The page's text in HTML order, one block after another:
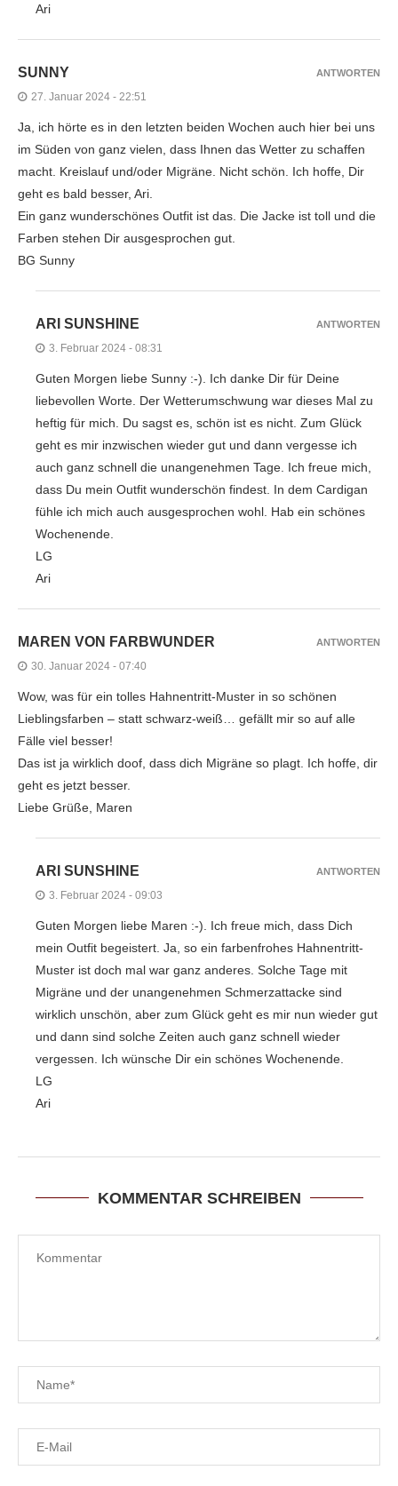
Ari
SUNNY
27. Januar 2024 - 22:51
Ja, ich hörte es in den letzten beiden Wochen auch hier bei uns
im Süden von ganz vielen, dass Ihnen das Wetter zu schaffen
macht. Kreislauf und/oder Migräne. Nicht schön. Ich hoffe, Dir
geht es bald besser, Ari.
Ein ganz wunderschönes Outfit ist das. Die Jacke ist toll und die
Farben stehen Dir ausgesprochen gut.
BG Sunny
ANTWORTEN
ARI SUNSHINE
3. Februar 2024 - 08:31
Guten Morgen liebe Sunny :-). Ich danke Dir für Deine
liebevollen Worte. Der Wetterumschwung war dieses Mal zu
heftig für mich. Du sagst es, schön ist es nicht. Zum Glück
geht es mir inzwischen wieder gut und dann vergesse ich
auch ganz schnell die unangenehmen Tage. Ich freue mich,
dass Du mein Outfit wunderschön findest. In dem Cardigan
fühle ich mich auch ausgesprochen wohl. Hab ein schönes
Wochenende.
LG
Ari
ANTWORTEN
MAREN VON FARBWUNDER
30. Januar 2024 - 07:40
Wow, was für ein tolles Hahnentritt-Muster in so schönen
Lieblingsfarben – statt schwarz-weiß… gefällt mir so auf alle
Fälle viel besser!
Das ist ja wirklich doof, dass dich Migräne so plagt. Ich hoffe, dir
geht es jetzt besser.
Liebe Grüße, Maren
ANTWORTEN
ARI SUNSHINE
3. Februar 2024 - 09:03
Guten Morgen liebe Maren :-). Ich freue mich, dass Dich
mein Outfit begeistert. Ja, so ein farbenfrohes Hahnentritt-
Muster ist doch mal war ganz anderes. Solche Tage mit
Migräne und der unangenehmen Schmerzattacke sind
wirklich unschön, aber zum Glück geht es mir nun wieder gut
und dann sind solche Zeiten auch ganz schnell wieder
vergessen. Ich wünsche Dir ein schönes Wochenende.
LG
Ari
ANTWORTEN
KOMMENTAR SCHREIBEN